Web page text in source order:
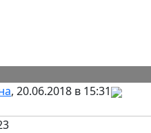
, 20.06.2018 в 15:31